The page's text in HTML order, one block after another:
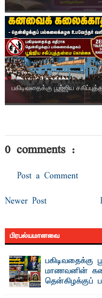
பகிடிவதைக்கு பூஜ்ஜிய
0 comments :
Post a Comment
Newer Post
பிரபல்யமானவை
பகிடிவதைக்கு
மாணவனின்
தென்கிழக்குப்